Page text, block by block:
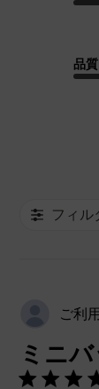
品質
フィル
ご利
ミニ